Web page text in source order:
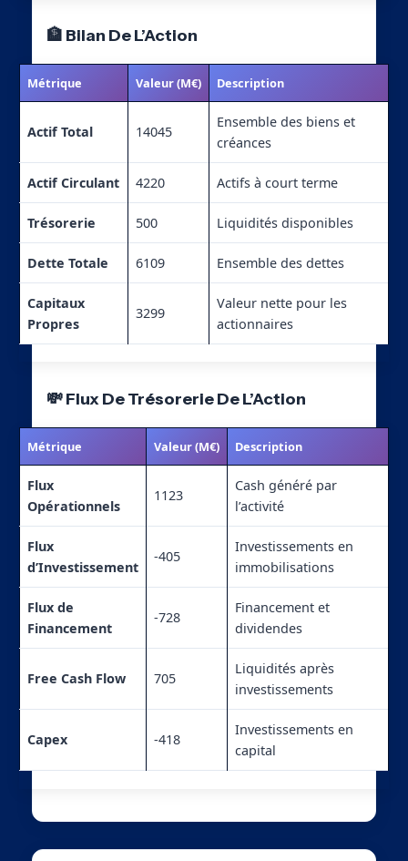
🏦 Bilan De L’Action
Métrique Valeur (M€) Description
Actif Total 14045
Ensemble des biens et
créances
Actif Circulant 4220 Actifs à court terme
Trésorerie 500 Liquidités disponibles
Dette Totale 6109 Ensemble des dettes
Capitaux
Propres
3299
Valeur nette pour les
actionnaires
💸 Flux De Trésorerie De L’Action
Métrique Valeur (M€) Description
Flux
Opérationnels
1123
Cash généré par
l’activité
Flux
d’Investissement
-405
Investissements en
immobilisations
Flux de
Financement
-728
Financement et
dividendes
Free Cash Flow 705
Liquidités après
investissements
Capex -418
Investissements en
capital